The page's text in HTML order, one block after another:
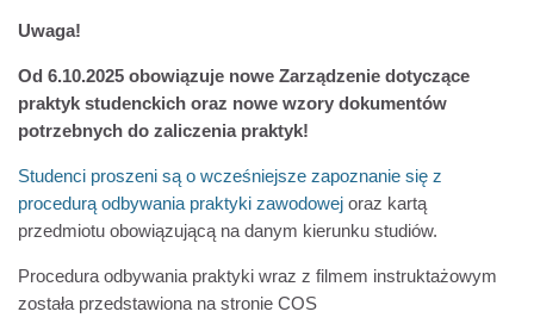
Uwaga!
Od 6.10.2025 obowiązuje nowe Zarządzenie dotyczące
praktyk studenckich oraz nowe wzory dokumentów
potrzebnych do zaliczenia praktyk!
Studenci proszeni są o wcześniejsze zapoznanie się z
procedurą odbywania praktyki zawodowej oraz kartą
przedmiotu obowiązującą na danym kierunku studiów.
Procedura odbywania praktyki wraz z filmem instruktażowym
została przedstawiona na stronie COS